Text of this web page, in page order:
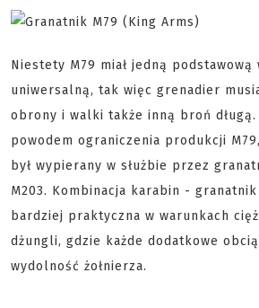
Niestety M79 miał jedną podstawową
uniwersalną, tak więc grenadier
obrony i walki także inną broń długą.
powodem ograniczenia produkcji
był wypierany w służbie przez
M203. Kombinacja karabin -
bardziej praktyczna w warunkach
dżungli, gdzie każde dodatkowe
wydolność żołnierza.